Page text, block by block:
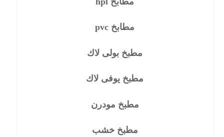
مطابخ pvc
مطبخ بولى لاك
مطبخ يوفى لاك
مطبخ مودرن
مطبخ خشب